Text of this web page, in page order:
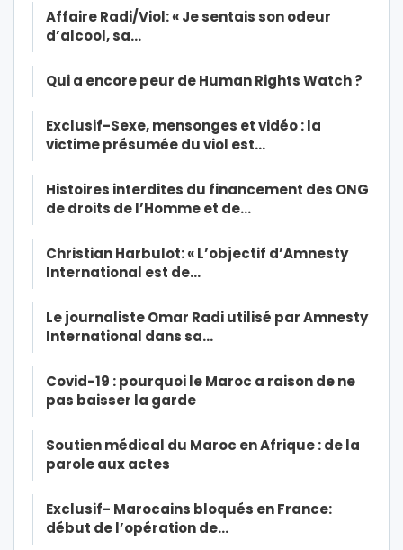
Affaire Radi/Viol: « Je sentais son odeur
d’alcool, sa…
Qui a encore peur de Human Rights Watch ?
Exclusif-Sexe, mensonges et vidéo : la
victime présumée du viol est…
Histoires interdites du financement des ONG
de droits de l’Homme et de…
Christian Harbulot: « L’objectif d’Amnesty
International est de…
Le journaliste Omar Radi utilisé par Amnesty
International dans sa…
Covid-19 : pourquoi le Maroc a raison de ne
pas baisser la garde
Soutien médical du Maroc en Afrique : de la
parole aux actes
Exclusif- Marocains bloqués en France:
début de l’opération de…